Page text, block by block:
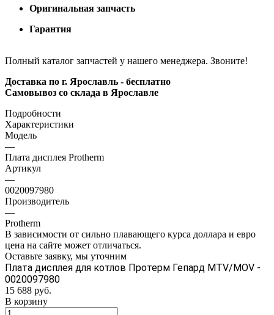
Оригинальная запчасть
Гарантия
Полный каталог запчастей у нашего менеджера. Звоните!
Доставка по г. Ярославль - бесплатно
Самовывоз со склада в Ярославле
Подробности
Характеристики
Модель
—
Плата дисплея Protherm
Артикул
—
0020097980
Производитель
—
Protherm
В зависимости от сильно плавающего курса доллара и евро
цена на сайте может отличаться.
Оставьте заявку, мы уточним
Плата дисплея для котлов Протерм Гепард MTV/MOV -
0020097980
15 688 руб.
В корзину